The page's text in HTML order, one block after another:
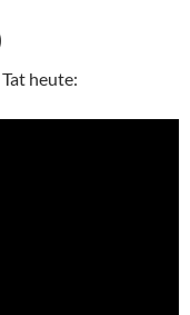
heute: